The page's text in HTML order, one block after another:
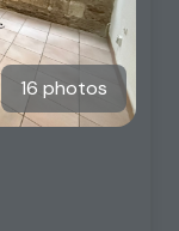
16 photos